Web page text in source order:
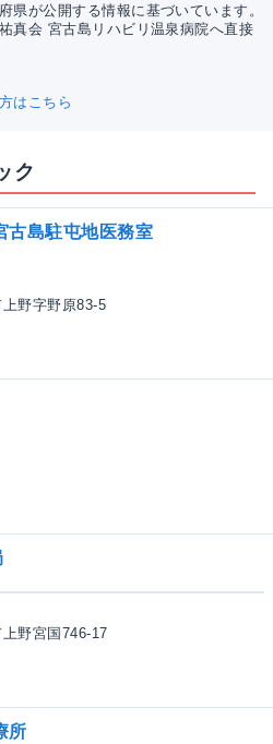
県が公開する情報に基づいています。
真会 宮古島リハビリ温泉病院へ直接
はこちら
ク
古島駐屯地医務室
野字野原83-5
野宮国746-17
所